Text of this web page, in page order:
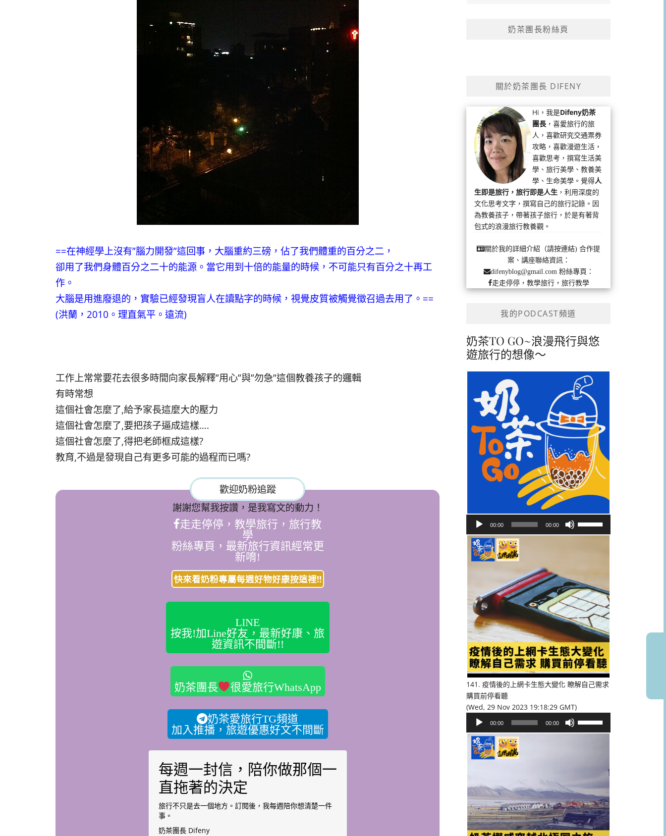
==在神經學上沒有”腦力開發”這回事，大腦重約三磅，佔了我們體重的百分之二，
卻用了我們身體百分之二十的能源。當它用到十倍的能量的時候，不可能只有百分之十再工
作。
大腦是用進廢退的，實驗已經發現盲人在讀點字的時候，視覺皮質被觸覺徵召過去用了。==
(洪蘭，2010。理直氣平。遠流)
工作上常常要花去很多時間向家長解釋”用心”與”勿急”這個教養孩子的邏輯
有時常想
這個社會怎麼了,給予家長這麼大的壓力
這個社會怎麼了,要把孩子逼成這樣….
這個社會怎麼了,得把老師框成這樣?
教育,不過是發現自己有更多可能的過程而已嗎?
歡迎奶粉追蹤
謝謝您幫我按讚，是我寫文的動力！
走走停停，教學旅行，旅行教
學
粉絲專頁，最新旅行資訊經常更
新唷!
快來看奶粉專屬每週好物好康按這裡!!
LINE
按我!加Line好友，最新好康、旅
遊資訊不間斷!!
奶茶團長 很愛旅行WhatsApp
奶茶愛旅行TG頻道
加入推播，旅遊優惠好文不間斷
每週一封信，陪你做那個一
直拖著的決定
旅行不只是去一個地方。訂閱後，我每週陪你想清楚一件
事。
奶茶團長 Difeny
奶茶團長粉絲頁
關於奶茶團長 DIFENY
Hi，我是Difeny奶茶
團長 ，喜愛旅行的旅
人，喜歡研究交通票券
攻略，喜歡漫遊生活，
喜歡思考，撰寫生活美
學、旅行美學、教養美
學、生命美學。覺得人
生即是旅行，旅行即是人生 ，利用深度的
文化思考文字，撰寫自己的旅行記錄。因
為教養孩子，帶著孩子旅行，於是有著背
包式的浪漫旅行教養觀。
關於我的詳細介紹（請按連結) 合作提
案、講座聯絡資訊：
difenyblog@gmail.com粉絲專頁：
走走停停，教學旅行，旅行教學
我的PODCAST頻道
奶茶TO GO~浪漫飛行與悠
遊旅行的想像～
播
放
00:00 00:00
鍵
以
提
高
或
降
低
音
量。
141. 疫情後的上網卡生態大變化 瞭解自己需求
購買前停看聽
(Wed, 29 Nov 2023 19:18:29 GMT)
播
放
00:00 00:00
以
提
高
或